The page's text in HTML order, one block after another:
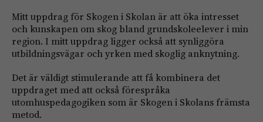
Mitt uppdrag för Skogen i Skolan är att öka intresset
och kunskapen om skog bland grundskoleelever i min
region. I mitt uppdrag ligger också att synliggöra
utbildningsvägar och yrken med skoglig anknytning.
Det är väldigt stimulerande att få kombinera det
uppdraget med att också förespråka
utomhuspedagogiken som är Skogen i Skolans främsta
metod.